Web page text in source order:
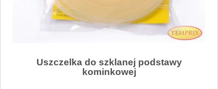
Uszczelka do szklanej podstawy
kominkowej